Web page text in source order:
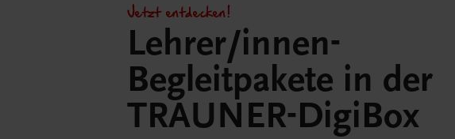
Jetzt entdecken!
Lehrer/innen-
Begleitpakete in der
TRAUNER-DigiBox